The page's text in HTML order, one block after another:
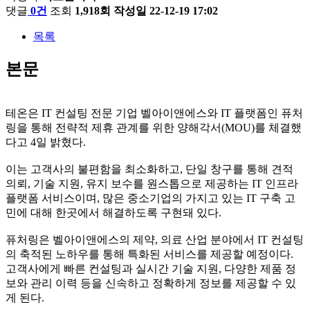
댓글 0건 조회 1,918회 작성일 22-12-19 17:02
목록
본문
테온은 IT 컨설팅 전문 기업 벨아이앤에스와 IT 플랫폼인 퓨처
링을 통해 전략적 제휴 관계를 위한 양해각서(MOU)를 체결했
다고 4일 밝혔다.
이는 고객사의 불편함을 최소화하고, 단일 창구를 통해 견적
의뢰, 기술 지원, 유지 보수를 원스톱으로 제공하는 IT 인프라
플랫폼 서비스이며, 많은 중소기업의 가지고 있는 IT 구축 고
민에 대해 한곳에서 해결하도록 구현돼 있다.
퓨처링은 벨아이앤에스의 제약, 의료 산업 분야에서 IT 컨설팅
의 축적된 노하우를 통해 특화된 서비스를 제공할 예정이다.
고객사에게 빠른 컨설팅과 실시간 기술 지원, 다양한 제품 정
보와 관리 이력 등을 신속하고 정확하게 정보를 제공할 수 있
게 된다.